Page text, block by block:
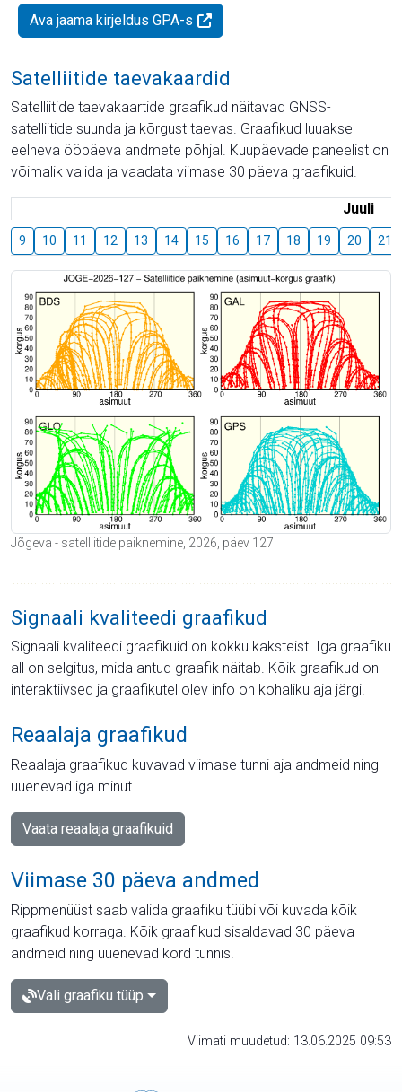
Ava jaama kirjeldus GPA-s
Satelliitide taevakaardid
Satelliitide taevakaartide graafikud näitavad GNSS-
satelliitide suunda ja kõrgust taevas. Graafikud luuakse
eelneva ööpäeva andmete põhjal. Kuupäevade paneelist on
võimalik valida ja vaadata viimase 30 päeva graafikuid.
Juuli
9 10 11 12 13 14 15 16 17 18 19 20 21
Jõgeva - satelliitide paiknemine, 2026, päev 127
Signaali kvaliteedi graafikud
Signaali kvaliteedi graafikuid on kokku kaksteist. Iga graafiku
all on selgitus, mida antud graafik näitab. Kõik graafikud on
interaktiivsed ja graafikutel olev info on kohaliku aja järgi.
Reaalaja graafikud
Reaalaja graafikud kuvavad viimase tunni aja andmeid ning
uuenevad iga minut.
Vaata reaalaja graafikuid
Viimase 30 päeva andmed
Rippmenüüst saab valida graafiku tüübi või kuvada kõik
graafikud korraga. Kõik graafikud sisaldavad 30 päeva
andmeid ning uuenevad kord tunnis.
Vali graafiku tüüp
Viimati muudetud: 13.06.2025 09:53